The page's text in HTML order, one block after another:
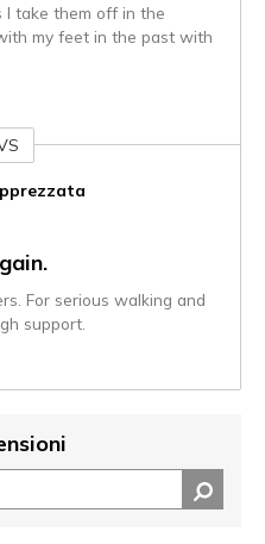
I take them off in the
my feet in the past with
For serious walking and
support.